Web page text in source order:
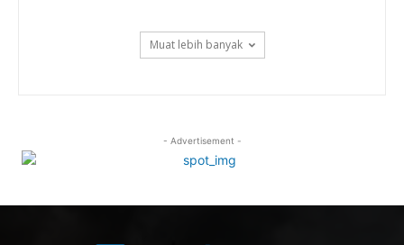
Muat lebih banyak
- Advertisement -